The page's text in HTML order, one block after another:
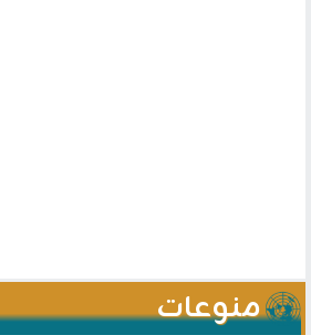
منوعات